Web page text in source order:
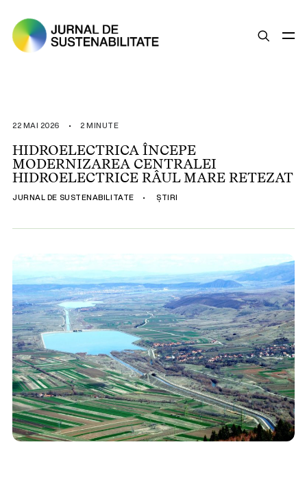
ȘTIRI
OPINII
ESG
COMPANII SUSTENABILE
22 MAI 2026 • 2 MINUTE
HIDROELECTRICA ÎNCEPE
MODERNIZAREA CENTRALEI
HIDROELECTRICE RÂUL MARE RETEZAT
JURNAL DE SUSTENABILITATE • ȘTIRI